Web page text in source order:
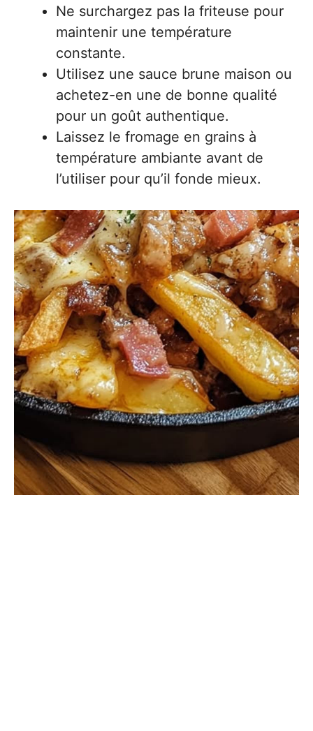
Ne surchargez pas la friteuse pour
maintenir une température
constante.
Utilisez une sauce brune maison ou
achetez-en une de bonne qualité
pour un goût authentique.
Laissez le fromage en grains à
température ambiante avant de
l’utiliser pour qu’il fonde mieux.